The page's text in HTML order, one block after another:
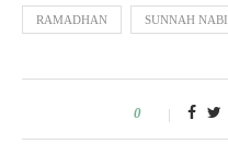
RAMADHAN SUNNAH NABI
0